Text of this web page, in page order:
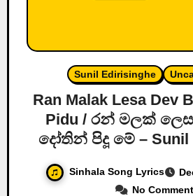
Sunil Edirisinghe
Ran Malak Lesa Dev
Pidu / රන් මලක්
දෝතින් පිදූ මේ – Sunil
Sinhala Song Lyrics
No